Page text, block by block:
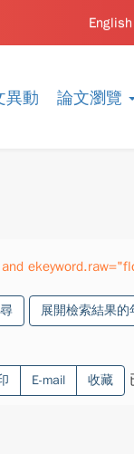
異動 論文瀏覽
English
展開檢索結果的
E-mail 收藏